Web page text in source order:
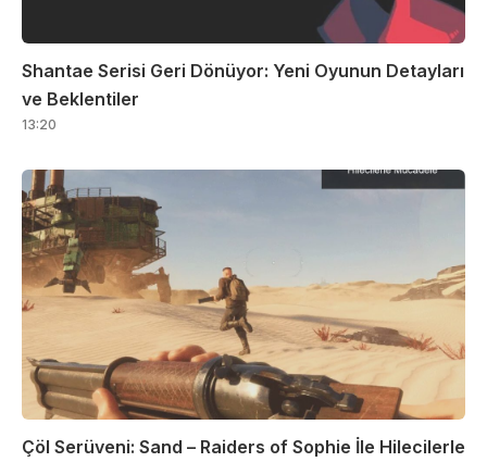
Shantae Serisi Geri Dönüyor: Yeni Oyunun Detayları
ve Beklentiler
13:20
Çöl Serüveni: Sand – Raiders of Sophie İle Hilecilerle